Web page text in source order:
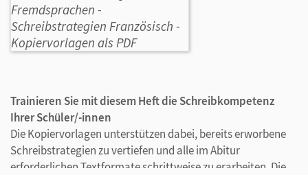
Trainieren Sie mit diesem Heft die Schreibkompetenz
Ihrer Schüler/-innen
Die Kopiervorlagen unterstützen dabei, bereits erworbene
Schreibstrategien zu vertiefen und alle im Abitur
erforderlichen Textformate schrittweise zu erarbeiten. Die